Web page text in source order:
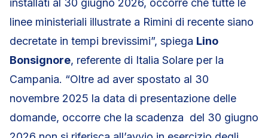
installati al 30 giugno 2026, occorre che tutte le
linee ministeriali illustrate a Rimini di recente siano
decretate in tempi brevissimi”, spiega Lino
Bonsignore, referente di Italia Solare per la
Campania. “Oltre ad aver spostato al 30
novembre 2025 la data di presentazione delle
domande, occorre che la scadenza del 30 giugno